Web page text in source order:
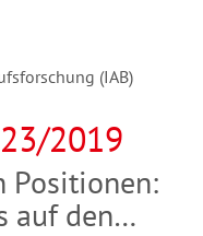
(IAB)
2019
Positionen:
auf den